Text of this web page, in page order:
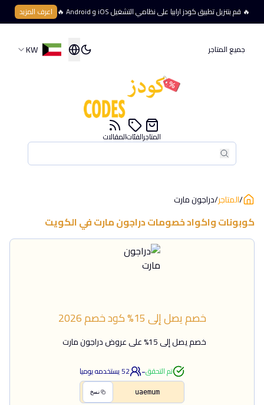
🔥 قم بتنزيل تطبيق كودز ارابيا على نظامي التشغيل iOS و Android 🔥 اعرف المزيد
جميع المتاجر KW
بحث
بحث
المتاجرالفئاتالمقالات
/المتاجر/دراجون مارت
كوبونات واكواد خصوماتدراجون مارتفيالكويت
خصم يصل إلى 15% كود خصم2026
خصم يصل إلى 15% على عروض دراجون مارت
تم التحقق-
52يستخدمه يوميا
uaemum نسخ